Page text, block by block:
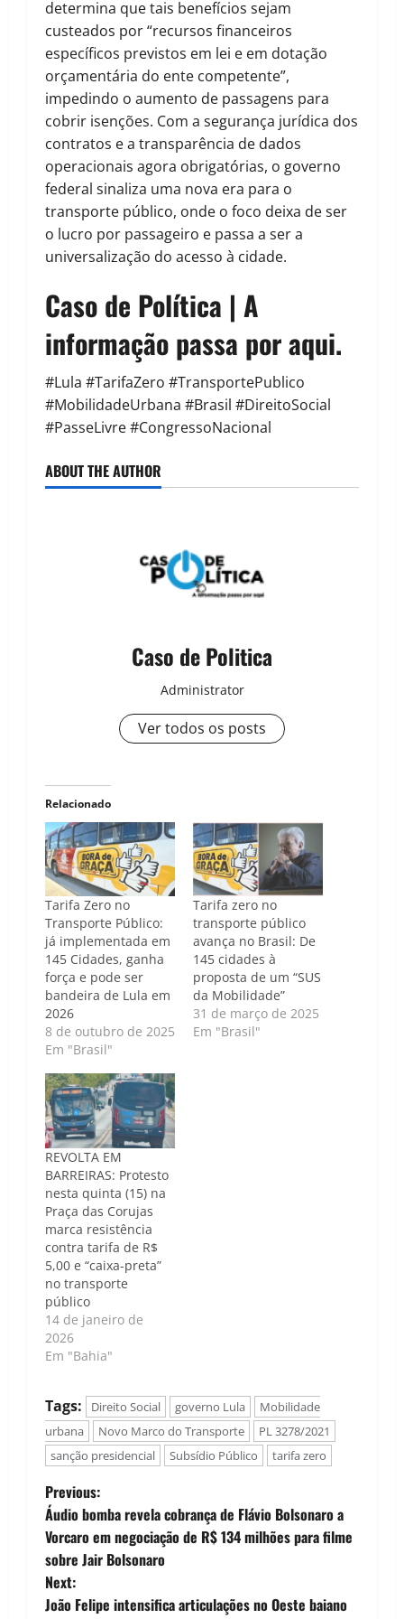
determina que tais benefícios sejam
custeados por “recursos financeiros
específicos previstos em lei e em dotação
orçamentária do ente competente”,
impedindo o aumento de passagens para
cobrir isenções. Com a segurança jurídica dos
contratos e a transparência de dados
operacionais agora obrigatórias, o governo
federal sinaliza uma nova era para o
transporte público, onde o foco deixa de ser
o lucro por passageiro e passa a ser a
universalização do acesso à cidade.
Caso de Política | A
informação passa por aqui.
#Lula #TarifaZero #TransportePublico
#MobilidadeUrbana #Brasil #DireitoSocial
#PasseLivre #CongressoNacional
ABOUT THE AUTHOR
Caso de Politica
Administrator
Ver todos os posts
Relacionado
Tarifa Zero no
Transporte Público:
já implementada em
145 Cidades, ganha
força e pode ser
bandeira de Lula em
2026
8 de outubro de 2025
Em "Brasil"
Tarifa zero no
transporte público
avança no Brasil: De
145 cidades à
proposta de um “SUS
da Mobilidade”
31 de março de 2025
Em "Brasil"
REVOLTA EM
BARREIRAS: Protesto
nesta quinta (15) na
Praça das Corujas
marca resistência
contra tarifa de R$
5,00 e “caixa-preta”
no transporte
público
14 de janeiro de
2026
Em "Bahia"
Tags: Direito Social governo Lula
Mobilidade
urbana
Novo Marco do Transporte
PL 3278/2021
sanção presidencial
Subsídio Público tarifa zero
P
o
s
Previous:
Áudio bomba revela cobrança de Flávio Bolsonaro a
Vorcaro em negociação de R$ 134 milhões para filme
sobre Jair Bolsonaro
Next:
João Felipe intensifica articulações no Oeste baiano